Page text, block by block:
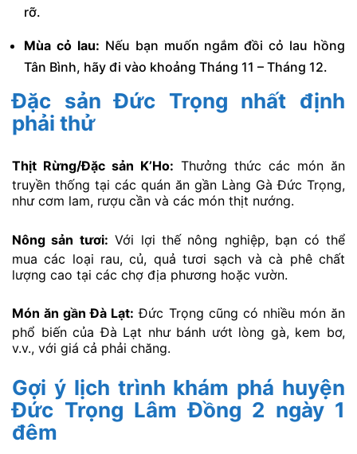
rỡ.
Mùa cỏ lau: Nếu bạn muốn ngắm đồi cỏ lau hồng
Tân Bình, hãy đi vào khoảng Tháng 11 – Tháng 12.
Đặc sản Đức Trọng nhất định
phải thử
Thịt Rừng/Đặc sản K’Ho: Thưởng thức các món ăn
truyền thống tại các quán ăn gần Làng Gà Đức Trọng,
như cơm lam, rượu cần và các món thịt nướng.
Nông sản tươi: Với lợi thế nông nghiệp, bạn có thể
mua các loại rau, củ, quả tươi sạch và cà phê chất
lượng cao tại các chợ địa phương hoặc vườn.
Món ăn gần Đà Lạt: Đức Trọng cũng có nhiều món ăn
phổ biến của Đà Lạt như bánh ướt lòng gà, kem bơ,
v.v., với giá cả phải chăng.
Gợi ý lịch trình khám phá huyện
Đức Trọng Lâm Đồng 2 ngày 1
đêm